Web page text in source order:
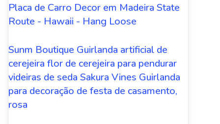
Placa de Carro Decor em Madeira State
Route - Hawaii - Hang Loose
Sunm Boutique Guirlanda artificial de
cerejeira flor de cerejeira para pendurar
videiras de seda Sakura Vines Guirlanda
para decoração de festa de casamento,
rosa